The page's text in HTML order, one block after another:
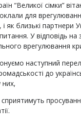
“Великої сімки”
для
і як близькі партнери
У відповідь
врегулювання
наступний
до
них,